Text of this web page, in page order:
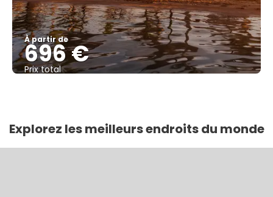
À partir de
696 €
Prix ​​total
Explorez les meilleurs endroits du monde